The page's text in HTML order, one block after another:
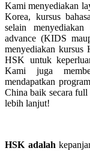
Kami menyediakan
Korea, kursus
selain
advance (KIDS
menyediakan kursus
HSK untuk
Kami juga
mendapatkan
China baik secara
lebih lanjut!
HSK adalah